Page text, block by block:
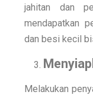
jahitan dan
mendapatkan
dan besi kecil
Melakukan